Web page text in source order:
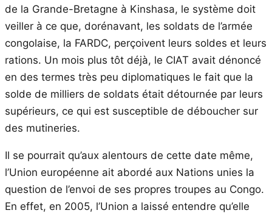
de la Grande-Bretagne à Kinshasa, le système doit
veiller à ce que, dorénavant, les soldats de l’armée
congolaise, la FARDC, perçoivent leurs soldes et leurs
rations. Un mois plus tôt déjà, le CIAT avait dénoncé
en des termes très peu diplomatiques le fait que la
solde de milliers de soldats était détournée par leurs
supérieurs, ce qui est susceptible de déboucher sur
des mutineries.
Il se pourrait qu’aux alentours de cette date même,
l’Union européenne ait abordé aux Nations unies la
question de l’envoi de ses propres troupes au Congo.
En effet, en 2005, l’Union a laissé entendre qu’elle